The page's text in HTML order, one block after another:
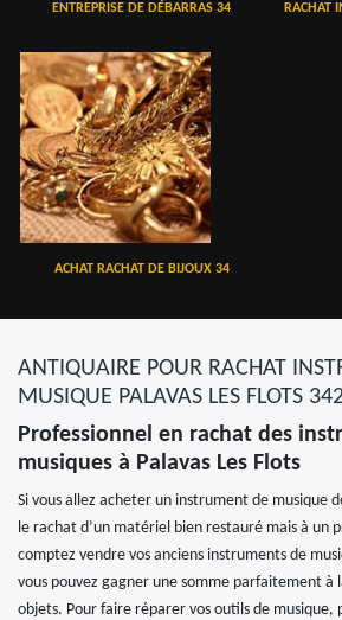
ENTREPRISE DE DÉBARRAS 34 RACHAT
ACHAT RACHAT DE BIJOUX 34
ANTIQUAIRE POUR RACHAT
MUSIQUE PALAVAS LES FLOTS
Professionnel en rachat des
musiques à Palavas Les Flots
Si vous allez acheter un instrument de musique
le rachat d’un matériel bien restauré mais à un
comptez vendre vos anciens instruments de
vous pouvez gagner une somme parfaitement à
objets. Pour faire réparer vos outils de musique,